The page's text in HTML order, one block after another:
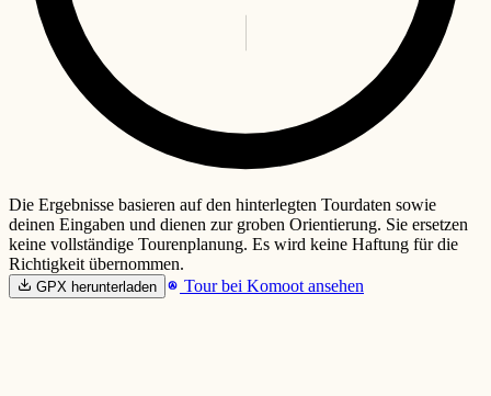
Die Ergebnisse basieren auf den hinterlegten Tourdaten sowie
deinen Eingaben und dienen zur groben Orientierung. Sie ersetzen
keine vollständige Tourenplanung. Es wird keine Haftung für die
Richtigkeit übernommen.
GPX herunterladen Tour bei Komoot ansehen